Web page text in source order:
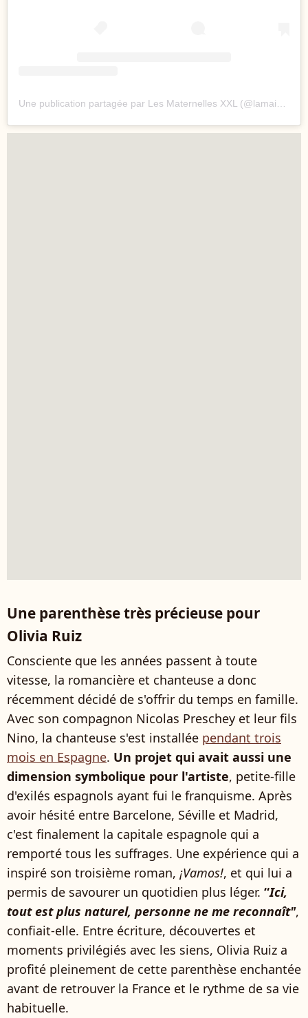
Une parenthèse très précieuse pour
Olivia Ruiz
Consciente que les années passent à toute
vitesse, la romancière et chanteuse a donc
récemment décidé de s'offrir du temps en famille.
Avec son compagnon Nicolas Preschey et leur fils
Nino, la chanteuse s'est installée pendant trois
mois en Espagne. Un projet qui avait aussi une
dimension symbolique pour l'artiste, petite-fille
d'exilés espagnols ayant fui le franquisme. Après
avoir hésité entre Barcelone, Séville et Madrid,
c'est finalement la capitale espagnole qui a
remporté tous les suffrages. Une expérience qui a
inspiré son troisième roman, ¡Vamos!, et qui lui a
permis de savourer un quotidien plus léger. “Ici,
tout est plus naturel, personne ne me reconnaît",
confiait-elle. Entre écriture, découvertes et
moments privilégiés avec les siens, Olivia Ruiz a
profité pleinement de cette parenthèse enchantée
avant de retrouver la France et le rythme de sa vie
habituelle.